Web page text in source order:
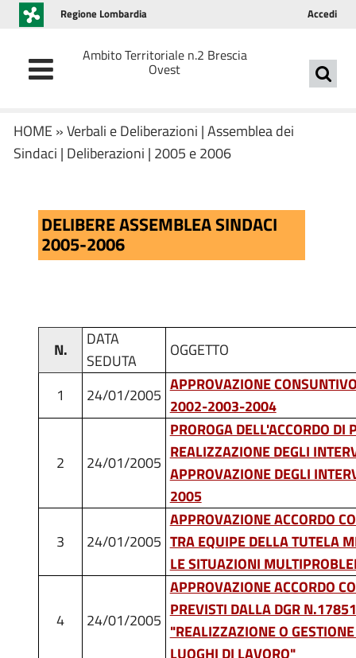
Regione Lombardia Accedi
Ambito Territoriale n.2 Brescia
Ovest
HOME »Verbali e Deliberazioni |Assemblea dei
Sindaci | Deliberazioni | 2005 e 2006
DELIBERE ASSEMBLEA SINDACI
2005-2006
N.
DATA
SEDUTA
OGGETTO
1 24/01/2005
APPROVAZIONE
2002-2003-2004
2 24/01/2005
PROROGA DELL'ACCORDO
REALIZZAZIONE DEGLI
APPROVAZIONE DEGLI
2005
3 24/01/2005
APPROVAZIONE ACCORDO
TRA EQUIPE DELLA TUTELA
LE SITUAZIONI
4 24/01/2005
APPROVAZIONE ACCORDO
PREVISTI DALLA DGR
"REALIZZAZIONE O
LUOGHI DI LAVORO"